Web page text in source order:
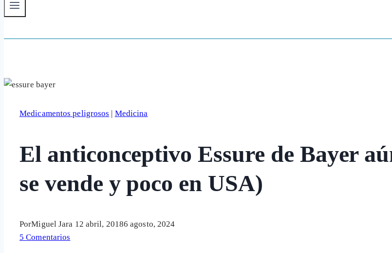
Medicamentos peligrosos | Medicina
El anticonceptivo Essure de Bayer
se vende y poco en USA)
PorMiguel Jara 12 abril, 20186 agosto, 2024
5 Comentarios